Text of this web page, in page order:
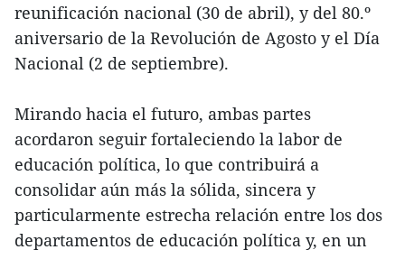
reunificación nacional (30 de abril), y del 80.º
aniversario de la Revolución de Agosto y el Día
Nacional (2 de septiembre).
Mirando hacia el futuro, ambas partes
acordaron seguir fortaleciendo la labor de
educación política, lo que contribuirá a
consolidar aún más la sólida, sincera y
particularmente estrecha relación entre los dos
departamentos de educación política y, en un